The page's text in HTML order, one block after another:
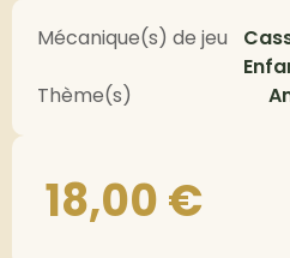
Mécanique(s) de jeu
Thème(s)
18,00€